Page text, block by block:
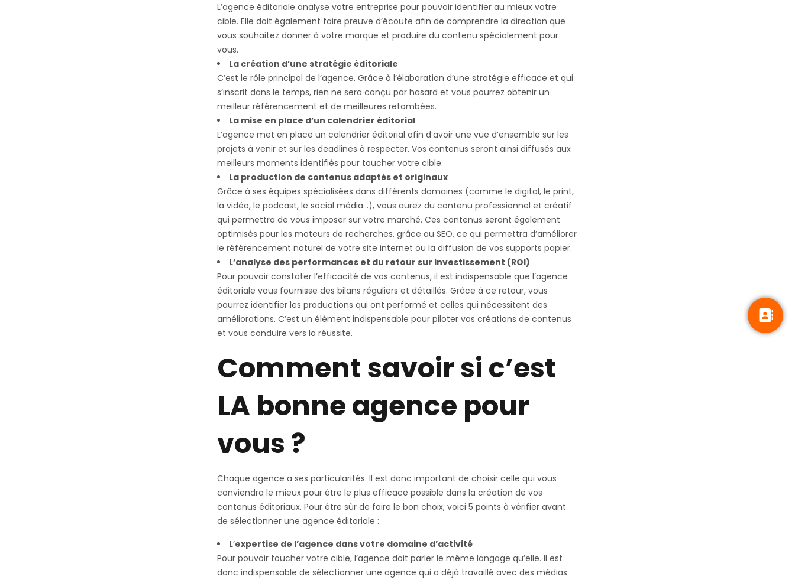
L’agence éditoriale analyse votre entreprise pour pouvoir identifier au mieux votre
cible. Elle doit également faire preuve d’écoute afin de comprendre la direction que
vous souhaitez donner à votre marque et produire du contenu spécialement pour
vous.
La création d’une stratégie éditoriale
C’est le rôle principal de l’agence. Grâce à l’élaboration d’une stratégie efficace et qui
s’inscrit dans le temps, rien ne sera conçu par hasard et vous pourrez obtenir un
meilleur référencement et de meilleures retombées.
La mise en place d’un calendrier éditorial
L’agence met en place un calendrier éditorial afin d’avoir une vue d’ensemble sur les
projets à venir et sur les deadlines à respecter. Vos contenus seront ainsi diffusés aux
meilleurs moments identifiés pour toucher votre cible.
La production de contenus adaptés et originaux
Grâce à ses équipes spécialisées dans différents domaines (comme le digital, le print,
la vidéo, le podcast, le social média…), vous aurez du contenu professionnel et créatif
qui permettra de vous imposer sur votre marché. Ces contenus seront également
optimisés pour les moteurs de recherches, grâce au SEO, ce qui permettra d’améliorer
le référencement naturel de votre site internet ou la diffusion de vos supports papier.
L’analyse des performances et du retour sur investissement (ROI)
Pour pouvoir constater l’efficacité de vos contenus, il est indispensable que l’agence
éditoriale vous fournisse des bilans réguliers et détaillés. Grâce à ce retour, vous
pourrez identifier les productions qui ont performé et celles qui nécessitent des
améliorations. C’est un élément indispensable pour piloter vos créations de contenus
et vous conduire vers la réussite.
Comment savoir si c’est
LA bonne agence pour
vous ?
Chaque agence a ses particularités. Il est donc important de choisir celle qui vous
conviendra le mieux pour être le plus efficace possible dans la création de vos
contenus éditoriaux. Pour être sûr de faire le bon choix, voici 5 points à vérifier avant
de sélectionner une agence éditoriale :
L’expertise de l’agence dans votre domaine d’activité
Pour pouvoir toucher votre cible, l’agence doit parler le même langage qu’elle. Il est
donc indispensable de sélectionner une agence qui a déjà travaillé avec des médias